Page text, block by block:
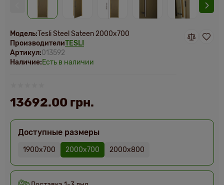
Модель:Tesli Steel Sateen 2000х700
ПроизводителиTESLI
Артикул:013592
Наличие:Есть в наличии
Доступные размеры
1900х700 2000х700 2000х800
13692.00 грн.